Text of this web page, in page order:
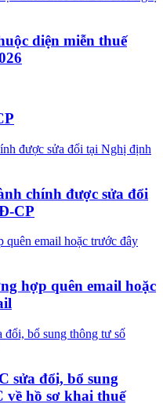
diện miễn thuế
chính được sửa đổi
CP
hợp quên email hoặc
sửa đổi, bổ sung
về hồ sơ khai thuế